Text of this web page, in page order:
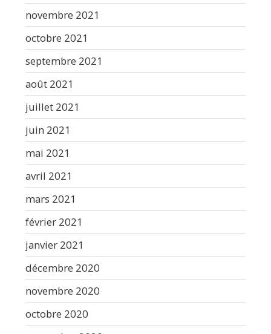
novembre 2021
octobre 2021
septembre 2021
août 2021
juillet 2021
juin 2021
mai 2021
avril 2021
mars 2021
février 2021
janvier 2021
décembre 2020
novembre 2020
octobre 2020